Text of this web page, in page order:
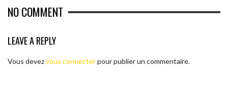
NO COMMENT
LEAVE A REPLY
Vous devezvous connecterpour publier un commentaire.